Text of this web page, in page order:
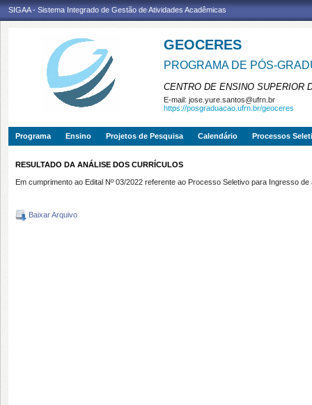
SIGAA - Sistema Integrado de Gestão de Atividades Acadêmicas
GEOCERES
PROGRAMA DE PÓS-
CENTRO DE ENSINO SUPERIOR
E-mail: jose.yure.santos@ufrn.br
https://posgraduacao.ufrn.br/geoceres
Programa Ensino Projetos de Pesquisa Calendário Processos
RESULTADO DA ANÁLISE DOS CURRÍCULOS
Em cumprimento ao Edital Nº 03/2022 referente ao Processo Seletivo para Ingresso
Baixar Arquivo